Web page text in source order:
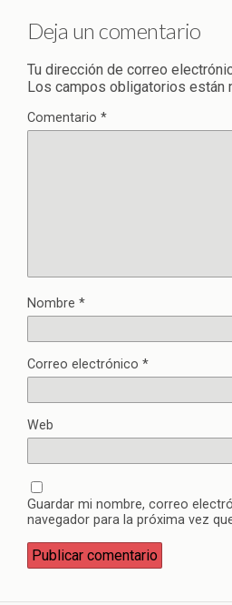
Deja un comentario
Tu dirección de correo
Los campos obligatorios están
Comentario *
Nombre *
Correo electrónico *
Web
Guardar mi nombre, correo
navegador para la próxima vez